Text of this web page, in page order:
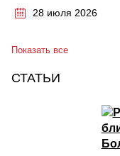
28 июля 2026
Показать все
СТАТЬИ